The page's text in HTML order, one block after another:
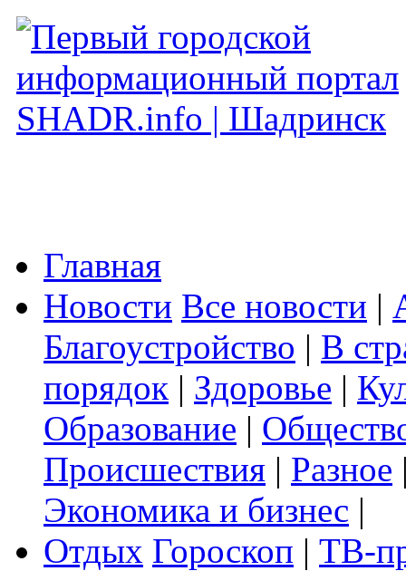
Главная
Новости Все новости |
Благоустройство | В
порядок | Здоровье |
Образование |
Происшествия | Разное
Экономика и бизнес |
Отдых Гороскоп | ТВ-